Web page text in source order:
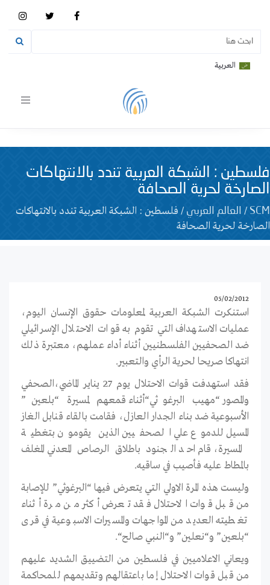
العربية
Toggle
فلسطين : الشبكة العربية تندد بالانتهاكات
الصارخة لحرية الصحافة
SCM
/ العالم العربي / فلسطين : الشبكة العربية تندد بالانتهاكات
الصارخة لحرية الصحافة
05/02/2012
استنكرت الشبكة العربية لمعلومات حقوق الإنسان اليوم،
عمليات الاستهداف التي تقوم به قوات الاحتلال الإسرائيلي
ضد الصحفيين الفلسطنيين أثناء أداء عملهم، معتبرة ذلك
انتهاكا صريحا لحرية الرأي والتعبير.
فقد استهدفت قوات الاحتلال يوم 27 يناير الماضي،الصحفي
والمصور “مهيب البرغوثي“أثناء قمعهم لمسيرة “بلعين”
الأسبوعية ضد بناء الجدار العازل، فقامت بالقاء قنابل الغاز
المسيل للدموع علي الصحفيين الذين يقومون بتغطية
المسيرة، قام احد الجنود باطلاق الرصاص المعدني المغلف
بالمطاط عليه فأصيب في ساقيه.
وليست هذه المرة الاولي التي يتعرض فيها “البرغوثي” للإصابة
من قبل قوات الاحتلال فقد تعرض أكثر من مرة أثناء
تغطيته العديد من المواجهات والمسيرات الاسبوعية في قرى
“بلعين” و“نعلين” و“النبي صالح“.
ويعاني الاعلاميين في فلسطين من التضييق الشديد عليهم
من قبل قوات الاحتلال إما باعتقالهم وتقديمهم للمحاكمة